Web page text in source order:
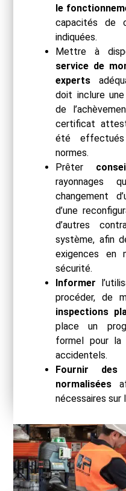
le
capacités de
indiquées.
Mettre à
service de
experts
doit inclure
de
certificat
été
normes.
Prêter
rayonnages
changement
d’une
d’autres
système, afin
exigences en
sécurité.
Informer
procéder, de
inspections
place un
formel pour la
accidentels.
Fournir des
normalisées
nécessaires sur